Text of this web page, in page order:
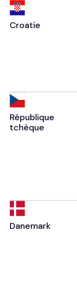
Croatie
République
tchèque
Danemark